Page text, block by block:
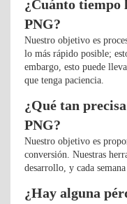
¿Cuánto
PNG?
Nuestro objetivo es
lo más rápido posible;
embargo, esto puede
que tenga paciencia.
¿Qué tan
PNG?
Nuestro objetivo es
conversión. Nuestras
desarrollo, y cada
¿Hay alguna